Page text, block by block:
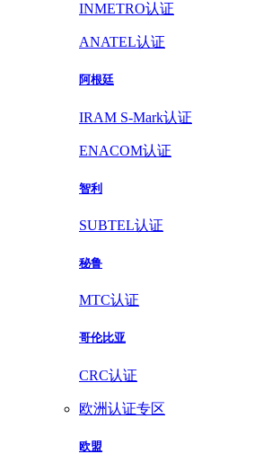
INMETRO认证
ANATEL认证
阿根廷
IRAM S-Mark认证
ENACOM认证
智利
SUBTEL认证
秘鲁
MTC认证
哥伦比亚
CRC认证
欧洲认证专区
欧盟